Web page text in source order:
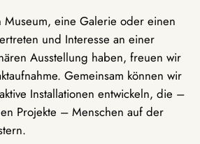
Museum, eine Galerie oder einen
und Interesse an einer
Ausstellung haben, freuen wir
Gemeinsam können wir
Installationen entwickeln, die –
Projekte – Menschen auf der